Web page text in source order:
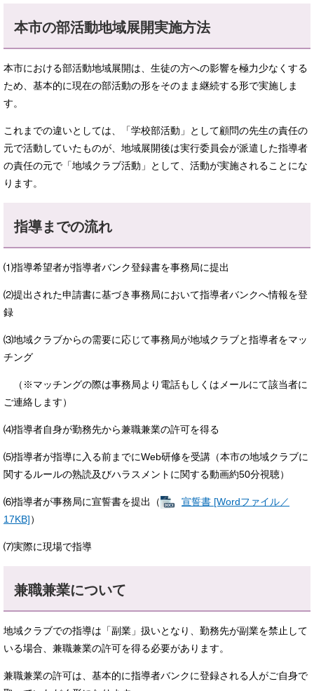
本市の部活動地域展開実施方法
本市における部活動地域展開は、生徒の方への影響を極力少なくする
ため、基本的に現在の部活動の形をそのまま継続する形で実施しま
す。
これまでの違いとしては、「学校部活動」として顧問の先生の責任の
元で活動していたものが、地域展開後は実行委員会が派遣した指導者
の責任の元で「地域クラブ活動」として、活動が実施されることにな
ります。
指導までの流れ
⑴指導希望者が指導者バンク登録書を事務局に提出
⑵提出された申請書に基づき事務局において指導者バンクへ情報を登
録
⑶地域クラブからの需要に応じて事務局が地域クラブと指導者をマッ
チング
（※マッチングの際は事務局より電話もしくはメールにて該当者に
ご連絡します）
⑷指導者自身が勤務先から兼職兼業の許可を得る
⑸指導者が指導に入る前までにWeb研修を受講（本市の地域クラブに
関するルールの熟読及びハラスメントに関する動画約50分視聴）
⑹指導者が事務局に宣誓書を提出（
宣誓書 [Wordファイル／
17KB]）
⑺実際に現場で指導
兼職兼業について
地域クラブでの指導は「副業」扱いとなり、勤務先が副業を禁止して
いる場合、兼職兼業の許可を得る必要があります。
兼職兼業の許可は、基本的に指導者バンクに登録される人がご自身で